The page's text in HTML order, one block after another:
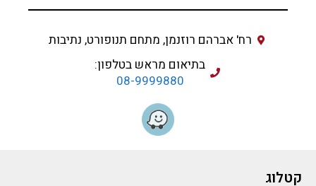
רח' אברהם רוזנמן, מתחם תנופורט, נתיבות
בתיאום מראש בטלפון:
08-9999880
קטלוג